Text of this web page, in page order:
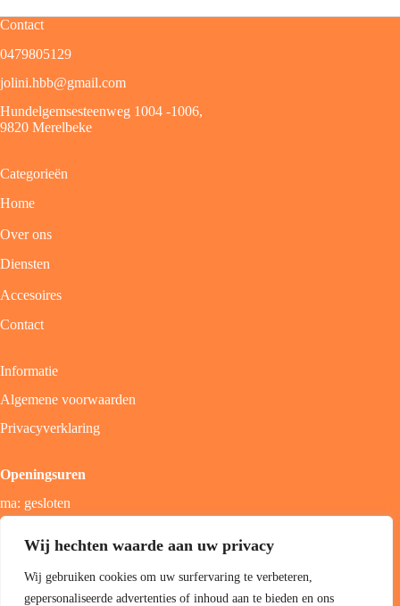
Wij hechten waarde aan uw privacy
Wij gebruiken cookies om uw surfervaring te verbeteren,
gepersonaliseerde advertenties of inhoud aan te bieden en ons
Contact
0479805129
jolini.hbb@gmail.com
Hundelgemsesteenweg 1004 -1006,
9820 Merelbeke
Categorieën
Home
Over ons
Diensten
Accesoires
Contact
Informatie
Algemene voorwaarden
Privacyverklaring
Openingsuren
ma: gesloten
zon; gesloten